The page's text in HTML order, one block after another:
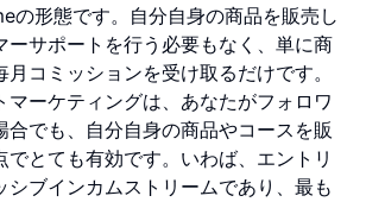
の形態です。自分自身の商品を販売し
ーサポートを行う必要もなく、単に商
コミッションを受け取るだけです。
マーケティングは、あなたがフォロワ
合でも、自分自身の商品やコースを販
でとても有効です。いわば、エントリ
シブインカムストリームであり、最も